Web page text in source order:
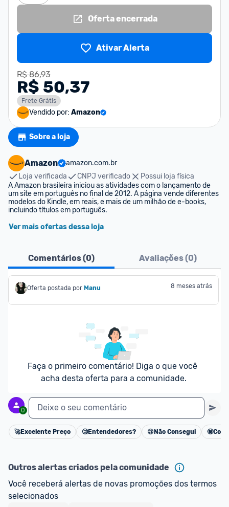
Oferta encerrada
Ativar Alerta
R$ 86,93
R$ 50,37
Frete Grátis
Vendido por: Amazon
Sobre a loja
Amazon
amazon.com.br
Loja verificada
CNPJ verificado
Possui loja física
A Amazon brasileira iniciou as atividades com o lançamento de
um site em português no final de 2012. A página vende diferentes
modelos do Kindle, em reais, e mais de um milhão de e-books,
incluindo títulos em português.
Ver mais ofertas dessa loja
Comentários (0) Avaliações (0)
Oferta postada por Manu 8 meses atrás
Faça o primeiro comentário! Diga o que você
acha desta oferta para a comunidade.
0 Deixe o seu comentário
Cancelar
🚀Excelente Preço 🧐Entendedores? 😢 Não Consegui 🤩
Outros alertas criados pela comunidade
Você receberá alertas de novas promoções dos termos
selecionados